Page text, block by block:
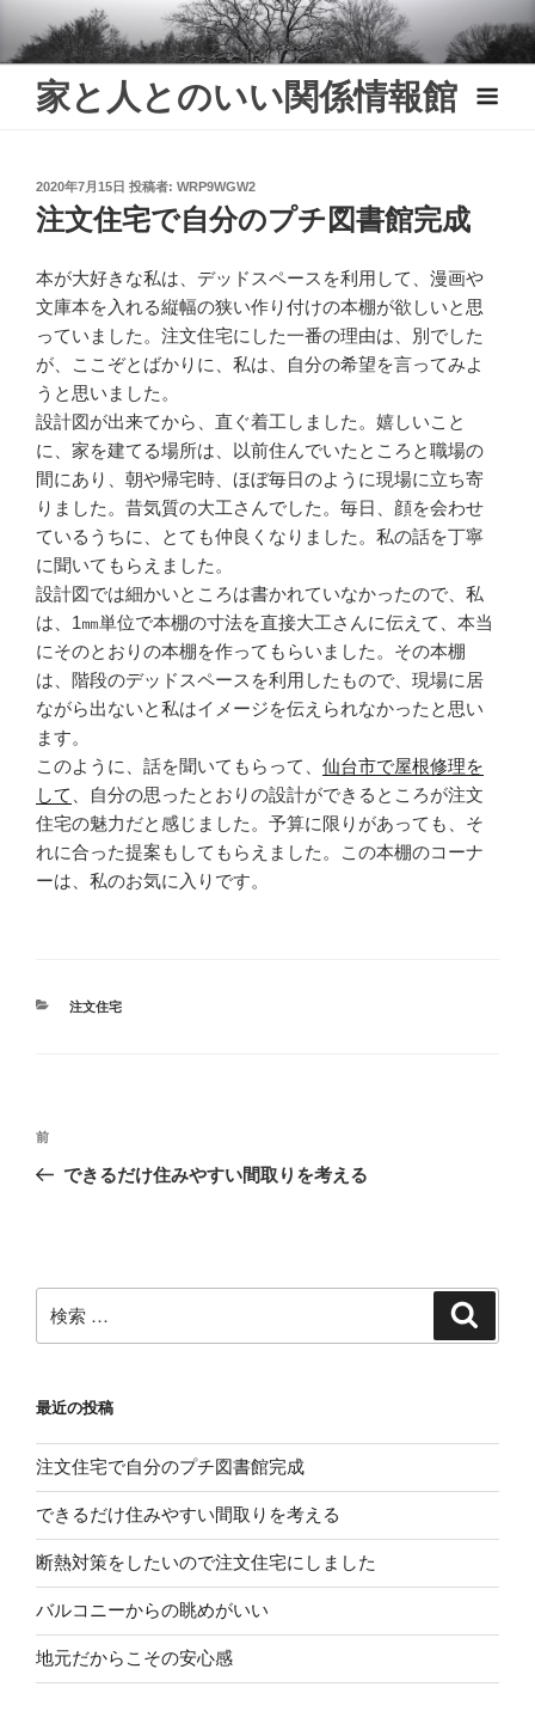
content
家と人とのいい関係情報館
投
稿
日:
2020年7月15日 投稿者: WRP9WGW2
注文住宅で自分のプチ図書館完成
本が大好きな私は、デッドスペースを利用して、漫画や
文庫本を入れる縦幅の狭い作り付けの本棚が欲しいと思
っていました。注文住宅にした一番の理由は、別でした
が、ここぞとばかりに、私は、自分の希望を言ってみよ
うと思いました。
設計図が出来てから、直ぐ着工しました。嬉しいこと
に、家を建てる場所は、以前住んでいたところと職場の
間にあり、朝や帰宅時、ほぼ毎日のように現場に立ち寄
りました。昔気質の大工さんでした。毎日、顔を会わせ
ているうちに、とても仲良くなりました。私の話を丁寧
に聞いてもらえました。
設計図では細かいところは書かれていなかったので、私
は、1㎜単位で本棚の寸法を直接大工さんに伝えて、本当
にそのとおりの本棚を作ってもらいました。その本棚
は、階段のデッドスペースを利用したもので、現場に居
ながら出ないと私はイメージを伝えられなかったと思い
ます。
このように、話を聞いてもらって、 仙台市で屋根修理を
して
、自分の思ったとおりの設計ができるところが注文
住宅の魅力だと感じました。予算に限りがあっても、そ
れに合った提案もしてもらえました。この本棚のコーナ
ーは、私のお気に入りです。
カ
注文住宅
投
ー
シ
過
去
前
できるだけ住みやすい間取りを考える
索:
最近の投稿
注文住宅で自分のプチ図書館完成
できるだけ住みやすい間取りを考える
断熱対策をしたいので注文住宅にしました
バルコニーからの眺めがいい
地元だからこその安心感